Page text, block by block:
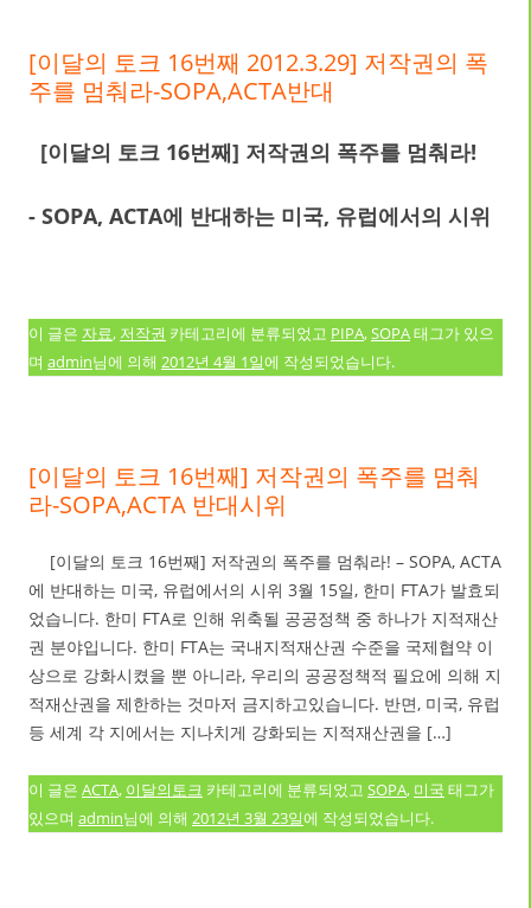
[이달의 토크 16번째 2012.3.29] 저작권의 폭
주를 멈춰라-SOPA,ACTA반대
[이달의 토크 16번째] 저작권의 폭주를 멈춰라!
- SOPA, ACTA에 반대하는 미국, 유럽에서의 시위
이 글은 자료, 저작권 카테고리에 분류되었고 PIPA,SOPA태그가 있으
며 admin님에 의해 2012년 4월 1일에 작성되었습니다.
[이달의 토크 16번째] 저작권의 폭주를 멈춰
라-SOPA,ACTA 반대시위
[이달의 토크 16번째] 저작권의 폭주를 멈춰라! – SOPA, ACTA
에 반대하는 미국, 유럽에서의 시위 3월 15일, 한미 FTA가 발효되
었습니다. 한미 FTA로 인해 위축될 공공정책 중 하나가 지적재산
권 분야입니다. 한미 FTA는 국내지적재산권 수준을 국제협약 이
상으로 강화시켰을 뿐 아니라, 우리의 공공정책적 필요에 의해 지
적재산권을 제한하는 것마저 금지하고있습니다. 반면, 미국, 유럽
등 세계 각 지에서는 지나치게 강화되는 지적재산권을 […]
이 글은 ACTA, 이달의토크 카테고리에 분류되었고 SOPA, 미국 태그가
있으며 admin님에 의해 2012년 3월 23일에 작성되었습니다.